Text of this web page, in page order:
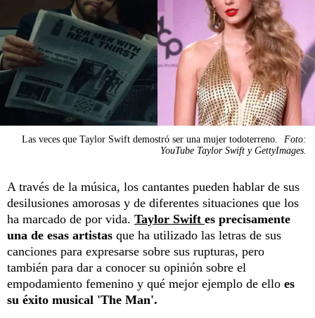
Las veces que Taylor Swift demostró ser una mujer todoterreno.
Foto:
YouTube Taylor Swift y GettyImages.
A través de la música, los cantantes pueden hablar de sus
desilusiones amorosas y de diferentes situaciones que los
ha marcado de por vida. Taylor Swift es precisamente
una de esas artistas que ha utilizado las letras de sus
canciones para expresarse sobre sus rupturas, pero
también para dar a conocer su opinión sobre el
empodamiento femenino y qué mejor ejemplo de ello es
su éxito musical 'The Man'.